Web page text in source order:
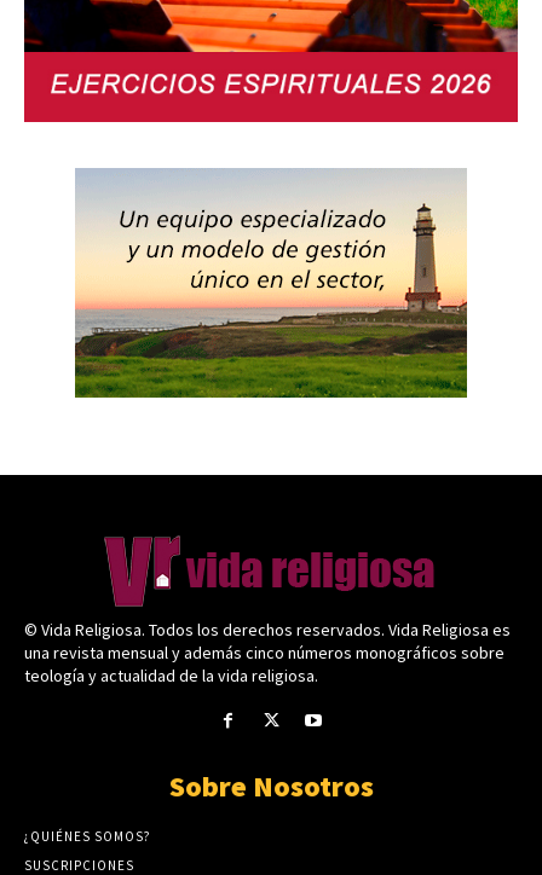
© Vida Religiosa. Todos los derechos reservados. Vida Religiosa es
una revista mensual y además cinco números monográficos sobre
teología y actualidad de la vida religiosa.
Sobre Nosotros
¿QUIÉNES SOMOS?
SUSCRIPCIONES